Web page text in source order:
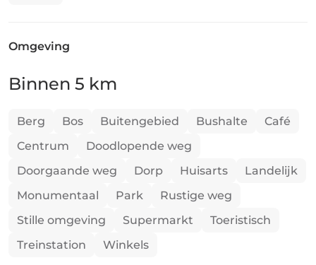
Omgeving
Binnen 5 km
Berg Bos Buitengebied Bushalte
Café
Centrum
Doodlopende weg
Doorgaande weg
Dorp Huisarts
Landelijk
Monumentaal
Park
Rustige weg
Stille omgeving
Supermarkt
Toeristisch
Treinstation
Winkels